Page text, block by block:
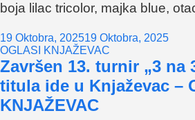
boja lilac tricolor, majka blue,
19 Oktobra, 202519 Oktobra, 2025
OGLASI KNJAŽEVAC
Završen 13. turnir „3 na
titula ide u Knjaževac –
KNJAŽEVAC